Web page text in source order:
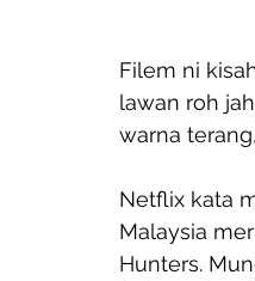
Filem ni
lawan roh
warna
Netflix kata
Malaysia
Hunters.